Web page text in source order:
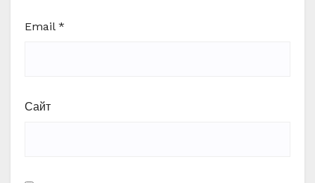
Email *
Сайт